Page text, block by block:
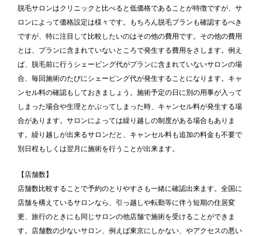
脱毛サロンはクリニックと比べると低価格であることが特徴ですが、サ
ロンによって価格設定は様々です。もちろん脱毛プランも確認するべき
ですが、特に注目して比較したいのはその他の費用です。その他の費用
とは、プランに含まれていないところで発生する費用をさします。例え
ば、脱毛前に行うシェービング代がプランに含まれていないサロンの場
合、毎回施術のたびにシェービング代が発生することになります。キャ
ンセル料の確認もしておきましょう。施術予定の日に別の用事が入って
しまった場合や生理とかぶってしまった時、キャンセル料が発生する場
合があります。サロンによっては繰り越しの制度がある場合もありま
す。繰り越しが出来るサロンだと、キャンセル料も追加の料金も不要で
別日程もしくは翌月に施術を行うことが出来ます。
【店舗数】
店舗数比較することで予約のとりやすさも一緒に確認出来ます。全国に
店舗を構えているサロンなら、引っ越しや転勤等に伴う短期の住居変
更、旅行のときにも同じサロンの他店舗で施術を受けることができま
す。店舗数の少ないサロン、例えば東京にしかない、やアクセスの悪い